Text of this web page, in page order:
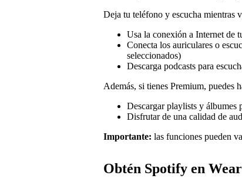
Deja tu teléfono y escucha mientras
Usa la conexión a Internet de
Conecta los auriculares o
seleccionados)
Descarga podcasts para
Además, si tienes Premium, puedes
Descargar playlists y álbumes
Disfrutar de una calidad de
Importante: las funciones pueden
Obtén Spotify en